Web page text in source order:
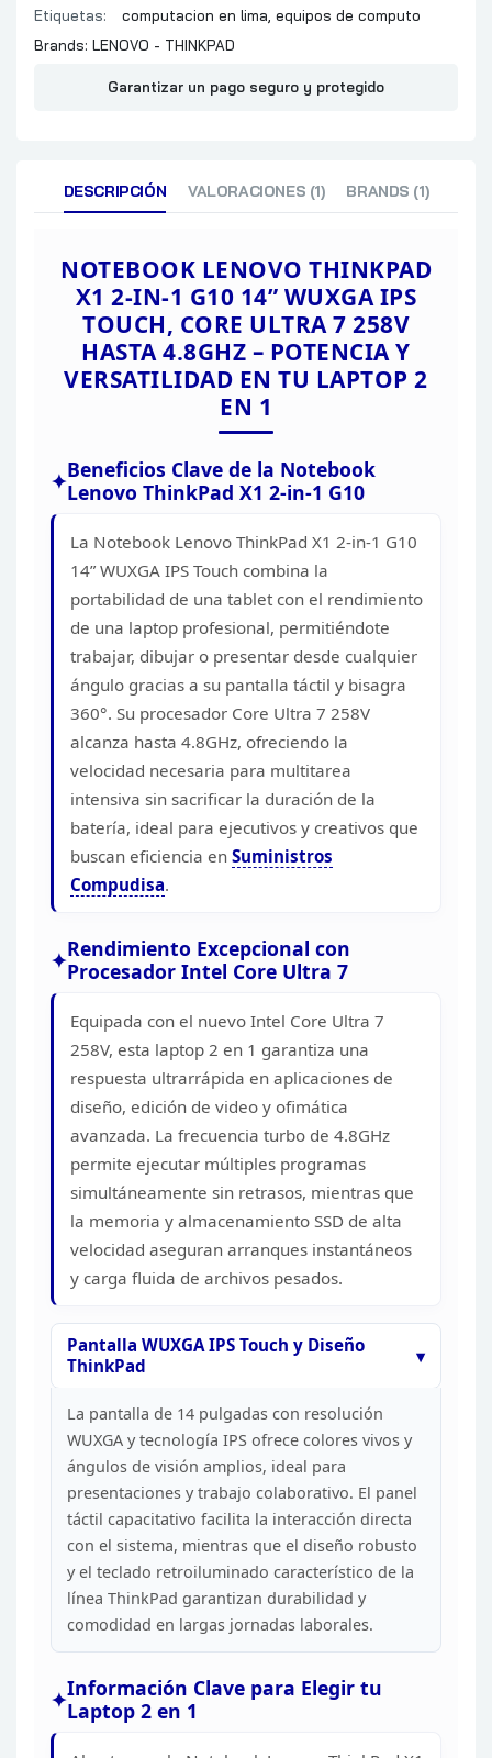
ALMACENAMIENTO
INTERFAZ
NO
SALIDAS
Wi-Fi 7 BE201, 802.11be
SONIDO
SOUNDWIRE, REALTEK
PARLANTE
PUERTOS
INCORPORA
SI
DE PRIVACIDAD &
/ MICROFONO 2x, 360°
CHIP, INTEGRADO EN EL
PUERTOS
SI
HDMI
1 x USB-A (USB 5Gbps /
ON
1 x USB-A (USB 5Gbps /
2 x USB-C
USB PD 3.0 Y
1 x HEADPHONE /
(3.5mm)
BATERIA
CAPACIDAD
CORRIENTE
DIMENSIONES
21.76 CM
ANCHO
SISTEMA OPERATIVO
WINDOWS 11 PRO (ING /
BITS
IDIOMA
Etiquetas:
computacion en lima equipos de computo
Brands: LENOVO - THINKPAD
Garantizar un pago seguro y protegido
DESCRIPCIÓN VALORACIONES (1) BRANDS (1)
NOTEBOOK LENOVO THINKPAD
X1 2-IN-1 G10 14” WUXGA IPS
TOUCH, CORE ULTRA 7 258V
HASTA 4.8GHZ – POTENCIA Y
VERSATILIDAD EN TU LAPTOP 2
EN 1
Beneficios Clave de la Notebook
Lenovo ThinkPad X1 2-in-1 G10
La Notebook Lenovo ThinkPad X1 2-in-1 G10
14” WUXGA IPS Touch combina la
portabilidad de una tablet con el rendimiento
de una laptop profesional, permitiéndote
trabajar, dibujar o presentar desde cualquier
ángulo gracias a su pantalla táctil y bisagra
360°. Su procesador Core Ultra 7 258V
alcanza hasta 4.8GHz, ofreciendo la
velocidad necesaria para multitarea
intensiva sin sacrificar la duración de la
batería, ideal para ejecutivos y creativos que
buscan eficiencia en Suministros
Compudisa.
Rendimiento Excepcional con
Procesador Intel Core Ultra 7
Equipada con el nuevo Intel Core Ultra 7
258V, esta laptop 2 en 1 garantiza una
respuesta ultrarrápida en aplicaciones de
diseño, edición de video y ofimática
avanzada. La frecuencia turbo de 4.8GHz
permite ejecutar múltiples programas
simultáneamente sin retrasos, mientras que
la memoria y almacenamiento SSD de alta
velocidad aseguran arranques instantáneos
y carga fluida de archivos pesados.
Pantalla WUXGA IPS Touch y Diseño
ThinkPad
La pantalla de 14 pulgadas con resolución
WUXGA ytecnología IPS ofrece colores vivos y
ángulos de visión amplios, ideal para
presentaciones y trabajo colaborativo. El panel
táctil capacitativo facilita la interacción directa
con el sistema, mientras que el diseño robusto
y el teclado retroiluminado característico de la
línea ThinkPad garantizan durabilidad y
comodidad en largas jornadas laborales.
Información Clave para Elegir tu
Laptop 2 en 1